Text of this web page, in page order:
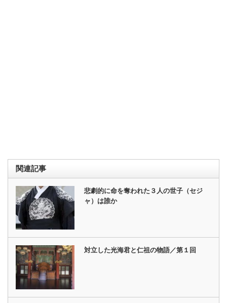
関連記事
悲劇的に命を奪われた３人の世子（セジ
ャ）は誰か
対立した光海君と仁祖の物語／第１回